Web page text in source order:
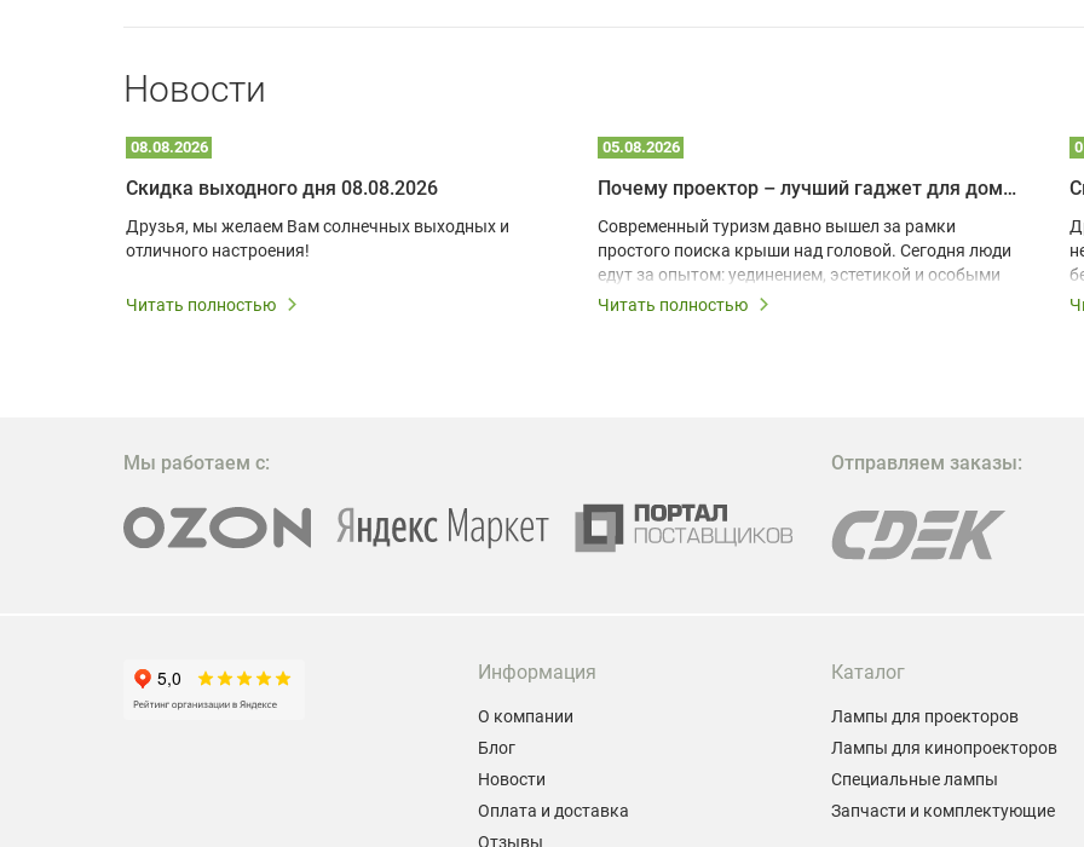
Новости
08.08.2026
Скидка выходного дня 08.08.2026
Друзья, мы желаем Вам солнечных выходных и
отличного настроения!
Читать полностью
05.08.2026
Почему проектор – лучший гаджет для домика в глэмпинге
Современный туризм давно вышел за рамки
простого поиска крыши над головой. Сегодня люди
едут за опытом: уединением, эстетикой и особыми
ощущениями. Владельцы A-frame домов,
эффективных и бюджетных способов стать
проектора.
Читать полностью
Мы работаем с: Отправляем заказы:
Информация
О компании
Блог
Новости
Оплата и доставка
Отзывы
Каталог
Лампы для проекторов
Лампы для кинопроекторов
Специальные лампы
Запчасти и комплектующие